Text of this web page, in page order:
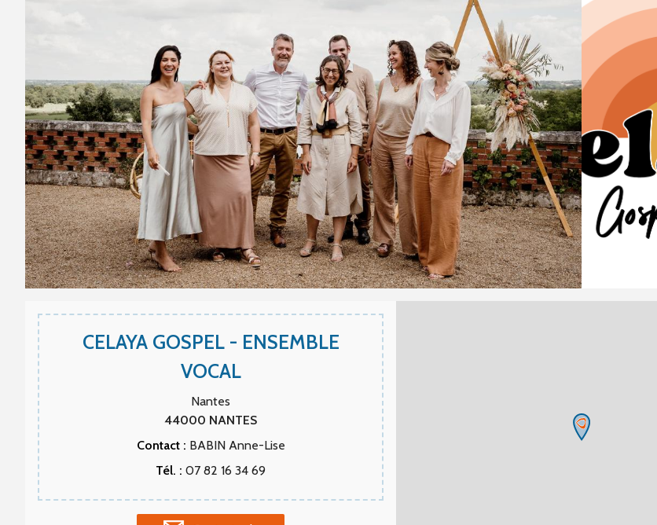
CELAYA GOSPEL - ENSEMBLE
VOCAL
Nantes
44000 NANTES
Contact : BABIN Anne-Lise
Tél. : 07 82 16 34 69